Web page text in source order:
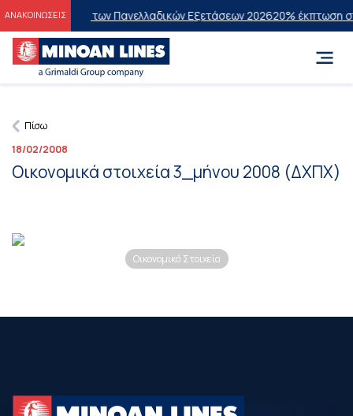
ΑΝΑΚΟΙΝΩΣΕΙΣ
Επιτυχόντες των Πανελλαδικών Εξετάσεων 202620% έκπτωση
Πίσω
18/02/2008
Οικονομικά στοιχεία 3_μήνου 2008 (ΔΧΠΧ)
Οικονομικά Στοιχεία